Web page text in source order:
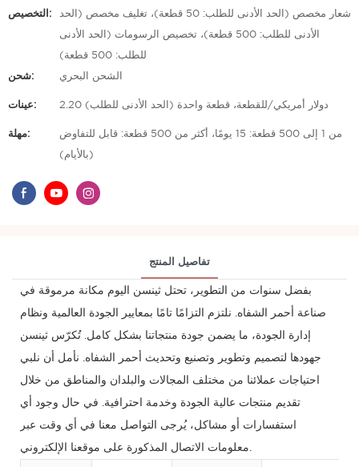
التخصيص: شعار مخصص (الحد الأدنى للطلب: 50 قطعة)، تغليف مخصص (الحد
الأدنى للطلب: 500 قطعة)، تخصيص الرسومات (الحد الأدنى
للطلب: 500 قطعة)
شحن: الشحن البحري
عينات: 2.20 دولار أمريكي/للقطعة، قطعة واحدة (الحد الأدنى للطلب)
مهلة: من 1 إلى 500 قطعة: 15 يومًا، أكثر من 500 قطعة: قابل للتفاوض
(بالأيام)
تفاصيل المنتج
بفضل سنوات من التطوير، تحتل ثينسن اليوم مكانة مرموقة في
صناعة أحمر الشفاه. نلتزم التزامًا تامًا بمعايير الجودة العالمية ونظام
إدارة الجودة، ما يضمن جودة منتجاتنا بشكل كامل. تُكرّس ثينسن
جهودها لتصميم وتطوير وتصنيع وتحديث أحمر الشفاه. نأمل أن نلبي
احتياجات عملائنا من مختلف المجالات والبلدان والمناطق من خلال
تقديم منتجات عالية الجودة وخدمة احترافية. في حال وجود أي
استفسارات أو مشاكل، يُرجى التواصل معنا في أي وقت عبر